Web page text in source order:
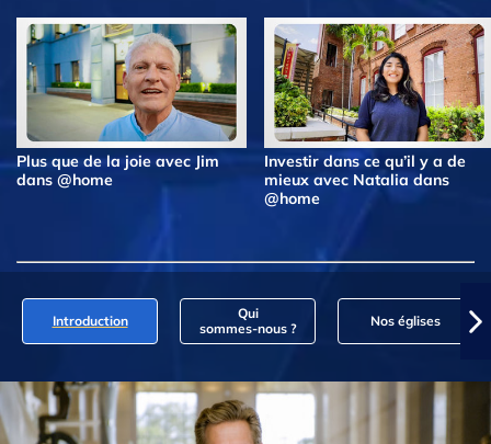
Plus que de la joie avec Jim
dans @home
Investir dans ce qu’il y a de
mieux avec Natalia dans
@home
Introduction
Qui
sommes‑nous ?
Nos églises